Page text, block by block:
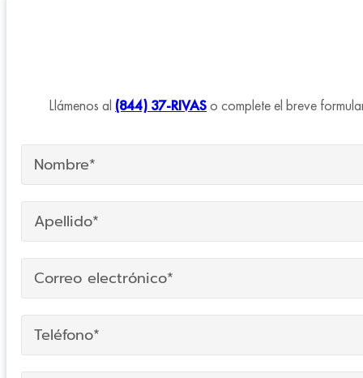
Llámenos al (844) 37-RIVASo complete el breve